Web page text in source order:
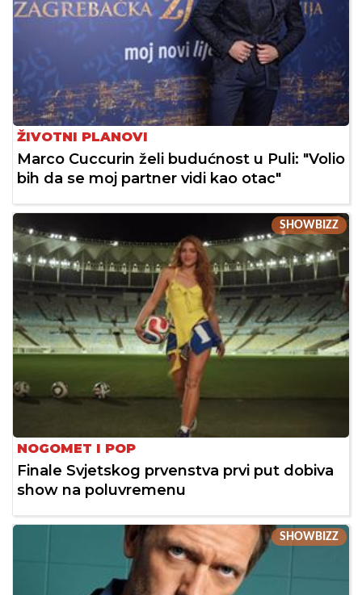
ŽIVOTNI PLANOVI
Marco Cuccurin želi budućnost u Puli: "Volio
bih da se moj partner vidi kao otac"
SHOWBIZZ
NOGOMET I POP
Finale Svjetskog prvenstva prvi put dobiva
show na poluvremenu
SHOWBIZZ